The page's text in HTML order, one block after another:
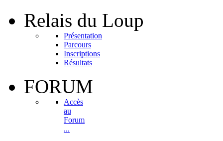
Relais du Loup
Présentation
Parcours
Inscriptions
Résultats
FORUM
Accès
au
Forum
...